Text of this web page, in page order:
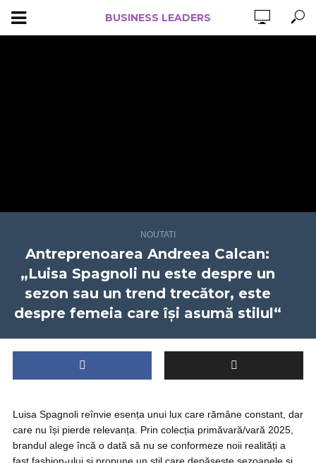
BUSINESS LEADERS
NOUTATI
Antreprenoarea Andreea Calcan:
„Luisa Spagnoli nu este despre un
sezon sau un trend trecător, este
despre femeia care își asumă stilul“
Luisa Spagnoli reînvie esența unui lux care rămâne constant, dar
care nu își pierde relevanța. Prin colecția primăvară/vară 2025,
brandul alege încă o dată să nu se conformeze noii realități a